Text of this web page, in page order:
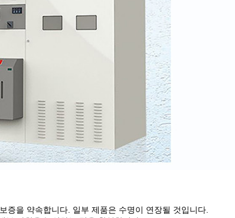
증을 약속합니다. 일부 제품은 수명이 연장될 것입니다.